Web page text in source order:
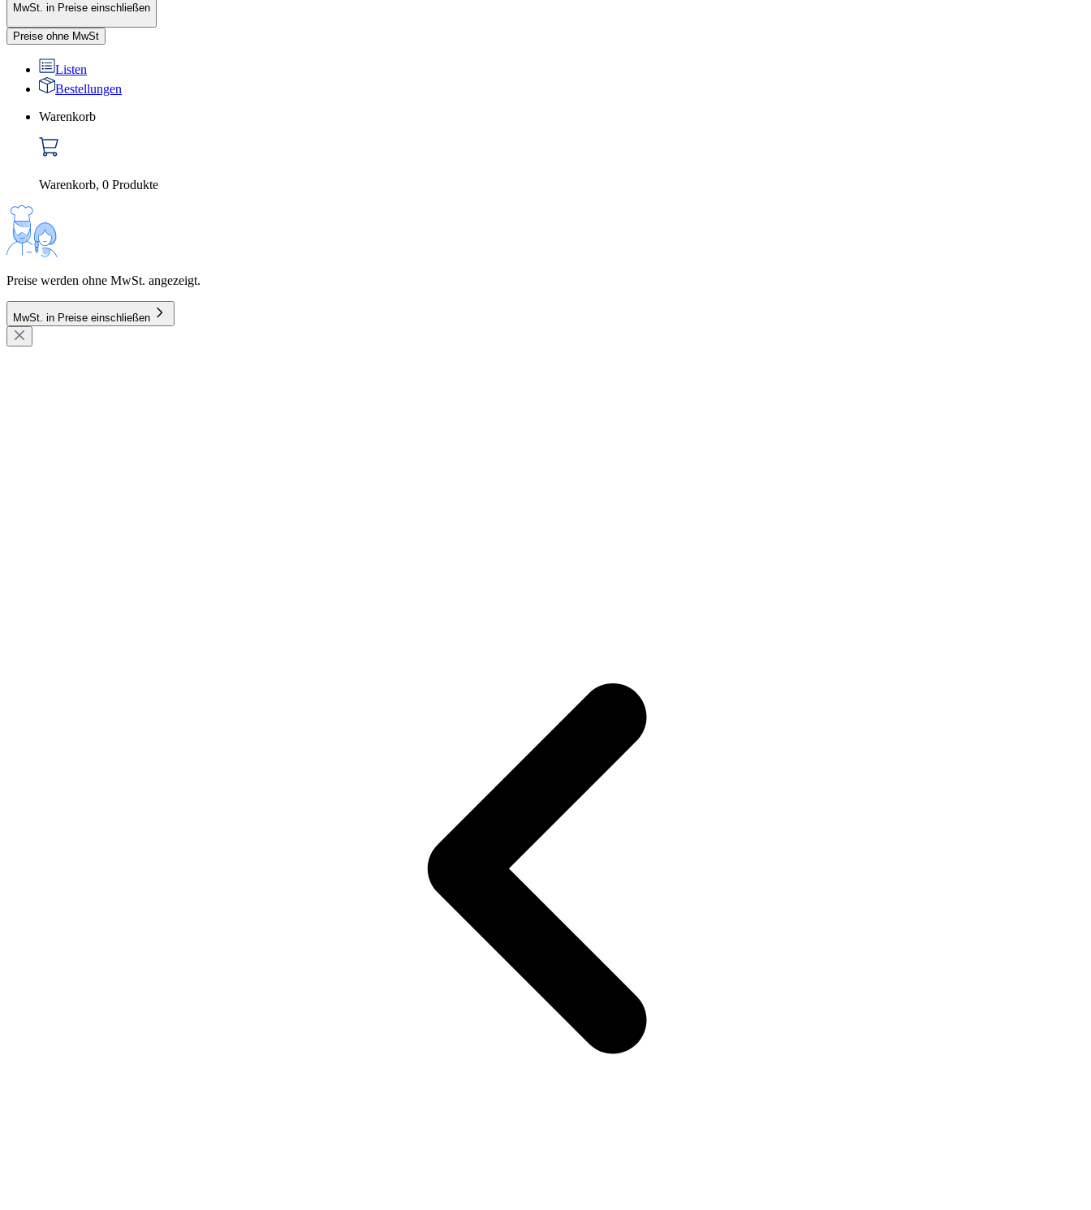
MwSt. in Preise einschließen
Preise ohne MwSt
Listen
Bestellungen
Warenkorb
Warenkorb, 0 Produkte
Preise werden ohne MwSt. angezeigt.
MwSt. in Preise einschließen